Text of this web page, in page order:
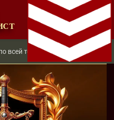
всей территории Украины